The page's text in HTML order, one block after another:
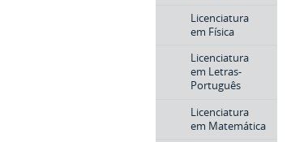
Licenciatura
em Física
Licenciatura
em Letras-
Português
Licenciatura
em Matemática